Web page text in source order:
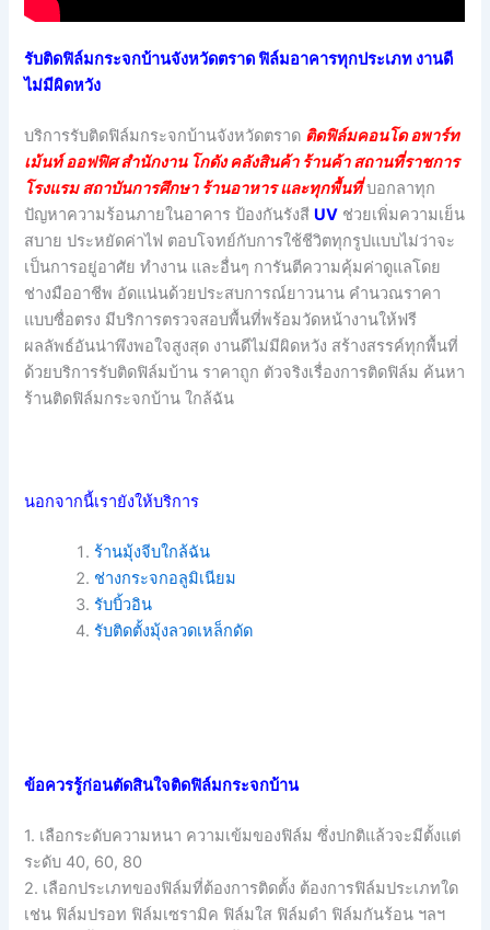
รับติดฟิล์มกระจกบ้านจังหวัดตราด ฟิล์มอาคารทุกประเภท งานดี
ไม่มีผิดหวัง
บริการรับติดฟิล์มกระจกบ้านจังหวัดตราด ติดฟิล์มคอนโด อพาร์ท
เม้นท์ ออฟฟิศ สำนักงาน โกดัง คลังสินค้า ร้านค้า สถานที่ราชการ
โรงแรม สถาบันการศึกษา ร้านอาหาร และทุกพื้นที่บอกลาทุก
ปัญหาความร้อนภายในอาคาร ป้องกันรังสี UV ช่วยเพิ่มความเย็น
สบาย ประหยัดค่าไฟ ตอบโจทย์กับการใช้ชีวิตทุกรูปแบบไม่ว่าจะ
เป็นการอยู่อาศัย ทำงาน และอื่นๆ การันตีความคุ้มค่าดูแลโดย
ช่างมืออาชีพ อัดแน่นด้วยประสบการณ์ยาวนาน คำนวณราคา
แบบซื่อตรง มีบริการตรวจสอบพื้นที่พร้อมวัดหน้างานให้ฟรี
ผลลัพธ์อันน่าพึงพอใจสูงสุด งานดีไม่มีผิดหวัง สร้างสรรค์ทุกพื้นที่
ด้วยบริการรับติดฟิล์มบ้าน ราคาถูก ตัวจริงเรื่องการติดฟิล์ม ค้นหา
ร้านติดฟิล์มกระจกบ้าน ใกล้ฉัน
นอกจากนี้เรายังให้บริการ
ร้านมุ้งจีบใกล้ฉัน
ช่างกระจกอลูมิเนียม
รับบิ้วอิน
รับติดตั้งมุ้งลวดเหล็กดัด
ข้อควรรู้ก่อนตัดสินใจติดฟิล์มกระจกบ้าน
1. เลือกระดับความหนา ความเข้มของฟิล์ม ซึ่งปกติแล้วจะมีตั้งแต่
ระดับ 40, 60, 80
2. เลือกประเภทของฟิล์มที่ต้องการติดตั้ง ต้องการฟิล์มประเภทใด
เช่น ฟิล์มปรอท ฟิล์มเซรามิค ฟิล์มใส ฟิล์มดำ ฟิล์มกันร้อน ฯลฯ